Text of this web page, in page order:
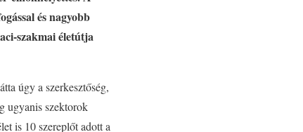
és nagyobb
szakmai életútja
úgy a szerkesztőség,
ugyanis szektorok
is 10 szereplőt adott a